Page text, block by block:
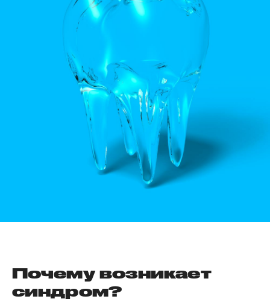
Почему возникает
синдром?